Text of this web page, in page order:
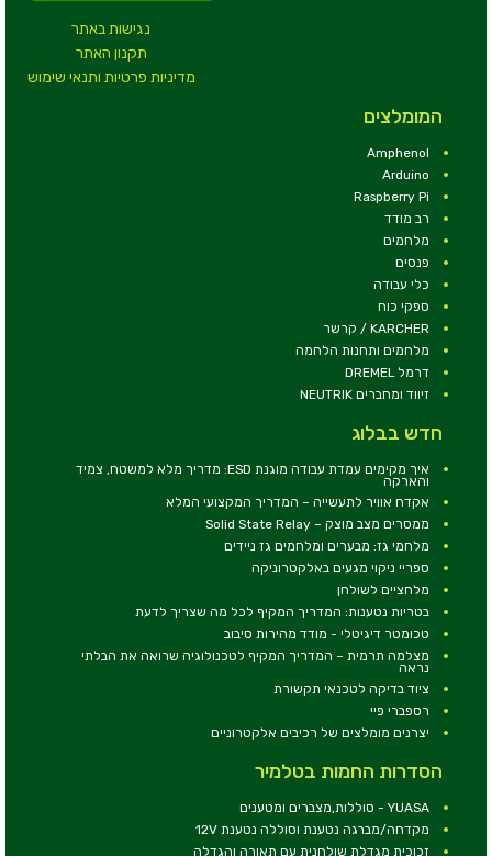
נגישות באתר
תקנון האתר
מדיניות פרטיות ותנאי שימוש
המומלצים
Amphenol
Arduino
Raspberry Pi
רב מודד
מלחמים
פנסים
כלי עבודה
ספקי כוח
KARCHER / קרשר
מלחמים ותחנות הלחמה
דרמל DREMEL
זיווד ומחברים NEUTRIK
חדש בבלוג
איך מקימים עמדת עבודה מוגנת ESD: מדריך מלא למשטח, צמיד
והארקה
אקדח אוויר לתעשייה – המדריך המקצועי המלא
ממסרים מצב מוצק – Solid State Relay
מלחמי גז: מבערים ומלחמים גז ניידים
ספריי ניקוי מגעים באלקטרוניקה
מלחציים לשולחן
בטריות נטענות: המדריך המקיף לכל מה שצריך לדעת
טכומטר דיגיטלי - מודד מהירות סיבוב
מצלמה תרמית – המדריך המקיף לטכנולוגיה שרואה את הבלתי
נראה
ציוד בדיקה לטכנאי תקשורת
רספברי פיי
יצרנים מומלצים של רכיבים אלקטרוניים
הסדרות החמות בטלמיר
YUASA - סוללות,מצברים ומטענים
מקדחה/מברגה נטענת וסוללה נטענת 12V
זכוכית מגדלת שולחנית עם תאורה והגדלה